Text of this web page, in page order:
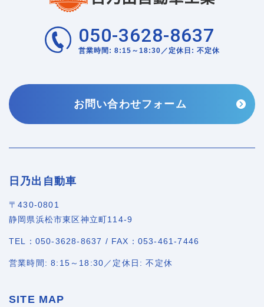
050-3628-8637
営業時間: 8:15～18:30／定休日: 不定休
お問い合わせフォーム
日乃出自動車
〒430-0801
静岡県浜松市東区神立町114-9
TEL：050-3628-8637 / FAX：053-461-7446
営業時間: 8:15～18:30／定休日: 不定休
SITE MAP